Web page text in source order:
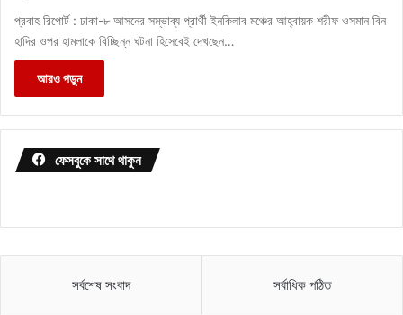
প্রবাহ রিপোর্ট : ঢাকা-৮ আসনের সম্ভাব্য প্রার্থী ইনকিলাব মঞ্চের আহ্বায়ক শরীফ ওসমান বিন
হাদির ওপর হামলাকে বিচ্ছিন্ন ঘটনা হিসেবেই দেখছেন…
আরও পড়ুন
ফেসবুকে সাথে থাকুন
সর্বশেষ সংবাদ সর্বাধিক পঠিত